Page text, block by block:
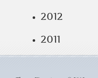
2012
2011